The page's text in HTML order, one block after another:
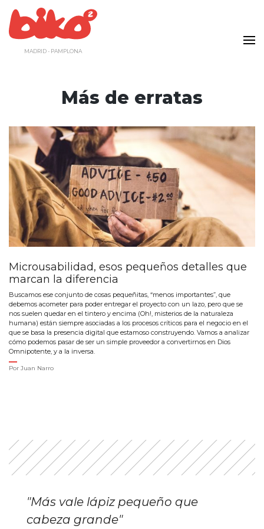
contenido
MADRID - PAMPLONA
Más de erratas
Microusabilidad, esos pequeños detalles que
marcan la diferencia
Buscamos ese conjunto de cosas pequeñitas, “menos importantes”, que
debemos acometer para poder entregar el proyecto con un lazo, pero que se
nos suelen quedar en el tintero y encima (Oh!, misterios de la naturaleza
humana) están siempre asociadas a los procesos críticos para el negocio en el
que se basa la presencia digital que estamoso construyendo. Vamos a analizar
cómo podemos pasar de ser un simple proveedor a convertirnos en Dios
Omnipotente, y a la inversa.
Por Juan Narro
"Más vale lápiz pequeño que
cabeza grande"